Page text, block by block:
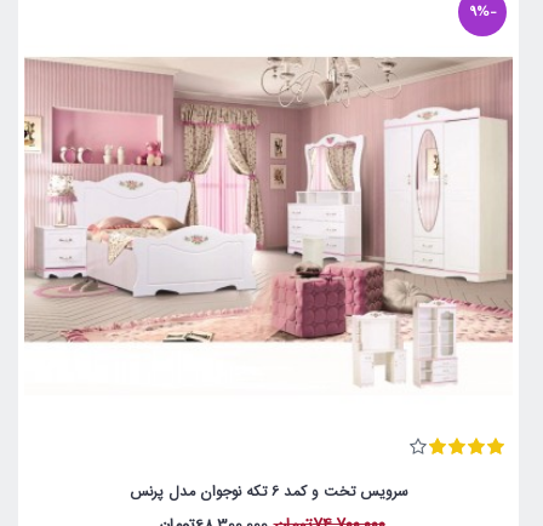
-9%
سرویس تخت و کمد 6 تکه نوجوان مدل پرنس